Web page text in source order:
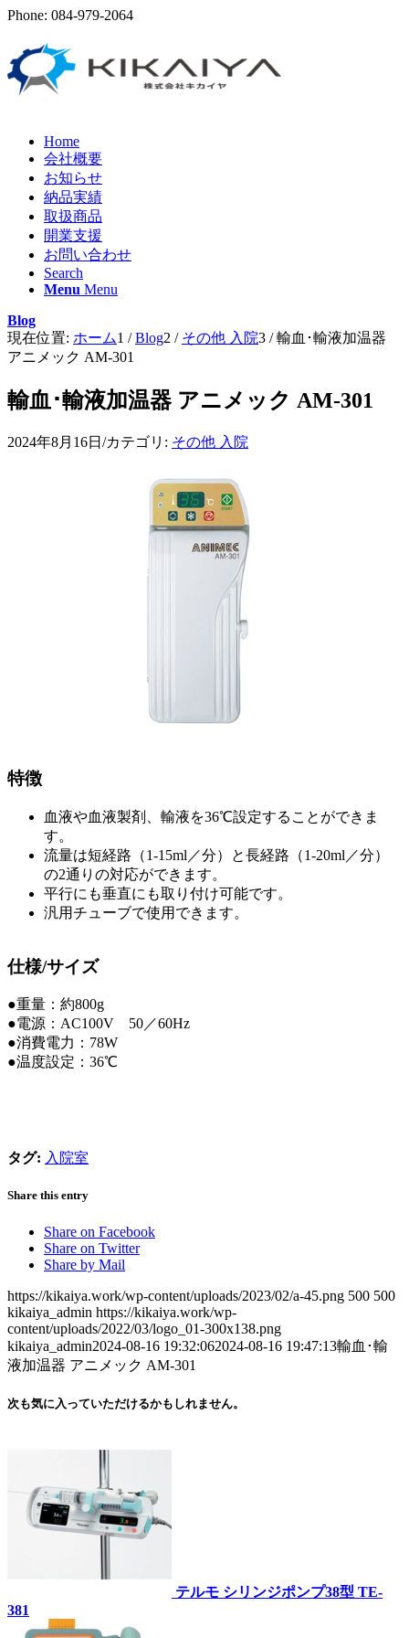
Phone: 084-979-2064
Home
会社概要
お知らせ
納品実績
取扱商品
開業支援
お問い合わせ
Search
Menu Menu
Blog
現在位置: ホーム1 / Blog2 / その他 入院3 / 輸血･輸液加温器
アニメック AM-301
輸血･輸液加温器 アニメック AM-301
2024年8月16日 /カテゴリ: その他 入院
特徴
血液や血液製剤、輸液を36℃設定することができま
す。
流量は短経路（1-15ml／分）と長経路（1-20ml／分）
の2通りの対応ができます。
平行にも垂直にも取り付け可能です。
汎用チューブで使用できます。
仕様/サイズ
●重量：約800g
●電源：AC100V 50／60Hz
●消費電力：78W
●温度設定：36℃
タグ: 入院室
Share this entry
Share on Facebook
Share on Twitter
Share by Mail
https://kikaiya.work/wp-content/uploads/2023/02/a-45.png 500 500
kikaiya_admin https://kikaiya.work/wp-
content/uploads/2022/03/logo_01-300x138.png
kikaiya_admin2024-08-16 19:32:062024-08-16 19:47:13輸血･輸
液加温器 アニメック AM-301
次も気に入っていただけるかもしれません。
テルモ シリンジポンプ38型 TE-
381